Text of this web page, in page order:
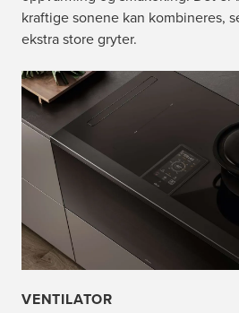
kraftige sonene kan kombineres,
ekstra store gryter.
VENTILATOR